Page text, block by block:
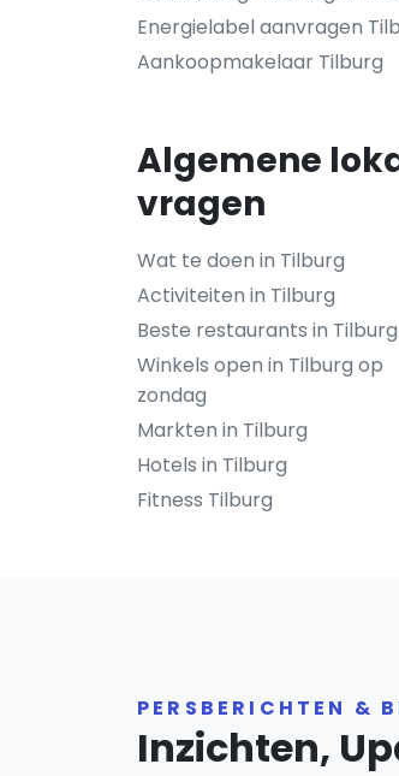
Energielabel aanvragen
Aankoopmakelaar Tilburg
Algemene
vragen
Wat te doen in Tilburg
Activiteiten in Tilburg
Beste restaurants in Tilburg
Winkels open in Tilburg op
zondag
Markten in Tilburg
Hotels in Tilburg
Fitness Tilburg
PERSBERICHTEN &
Inzichten,